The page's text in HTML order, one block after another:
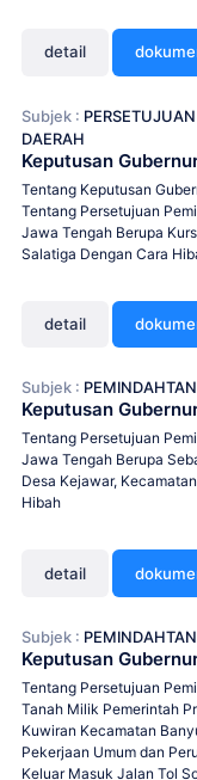
detail
Subjek :
DAERAH
Keputusan
Tentang Keputusan
Tentang Persetujuan
Jawa Tengah Berupa
Salatiga Dengan Cara
detail
Subjek :
Keputusan
Tentang Persetujuan
Jawa Tengah Berupa
Desa Kejawar,
Hibah
detail
Subjek :
Keputusan
Tentang Persetujuan
Tanah Milik Pemerintah
Kuwiran Kecamatan
Pekerjaan Umum dan
Keluar Masuk Jalan Tol